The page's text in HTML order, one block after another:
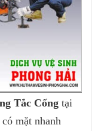
Tắc Cống tại
có mặt nhanh